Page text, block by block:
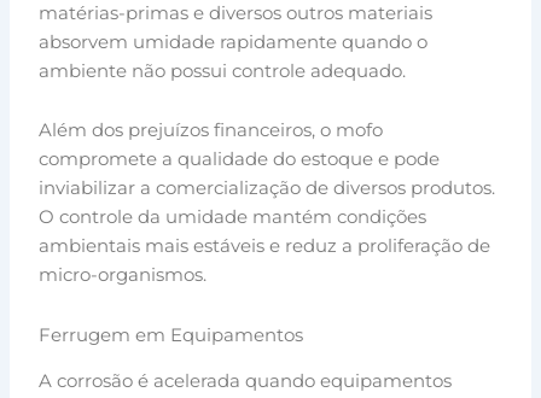
matérias-primas e diversos outros materiais
absorvem umidade rapidamente quando o
ambiente não possui controle adequado.
Além dos prejuízos financeiros, o mofo
compromete a qualidade do estoque e pode
inviabilizar a comercialização de diversos produtos.
O controle da umidade mantém condições
ambientais mais estáveis e reduz a proliferação de
micro-organismos.
Ferrugem em Equipamentos
A corrosão é acelerada quando equipamentos